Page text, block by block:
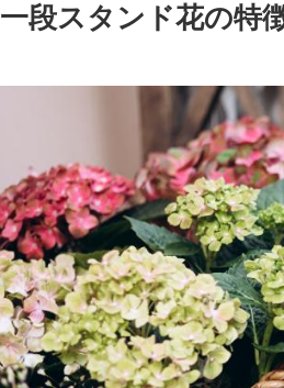
一段スタンド花の特